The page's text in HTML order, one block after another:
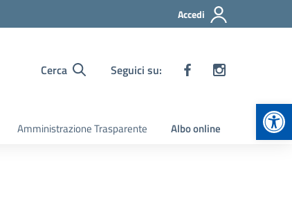
Accedi
Cerca Seguici su:
Amministrazione Trasparente Albo online